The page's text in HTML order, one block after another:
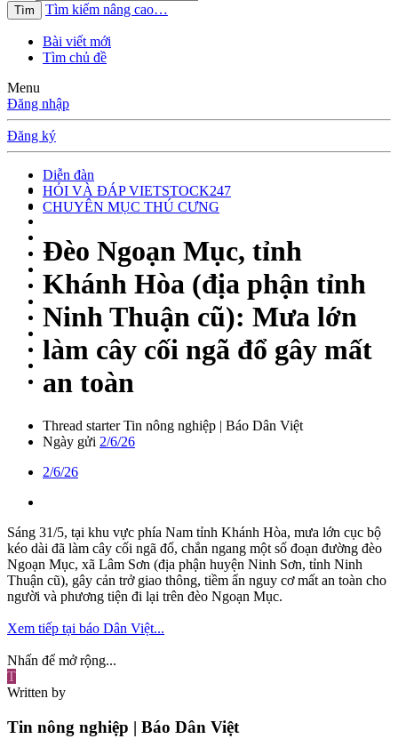
Tìm Tìm kiếm nâng cao…
Bài viết mới
Tìm chủ đề
Menu
Đăng nhập
Đăng ký
Diễn đàn
HỎI VÀ ĐÁP VIETSTOCK247
CHUYÊN MỤC THÚ CƯNG
Đèo Ngoạn Mục, tỉnh
Khánh Hòa (địa phận tỉnh
Ninh Thuận cũ): Mưa lớn
làm cây cối ngã đổ gây mất
an toàn
Thread starter Tin nông nghiệp | Báo Dân Việt
Ngày gửi 2/6/26
2/6/26
Sáng 31/5, tại khu vực phía Nam tỉnh Khánh Hòa, mưa lớn cục bộ
kéo dài đã làm cây cối ngã đổ, chắn ngang một số đoạn đường đèo
Ngoạn Mục, xã Lâm Sơn (địa phận huyện Ninh Sơn, tỉnh Ninh
Thuận cũ), gây cản trở giao thông, tiềm ẩn nguy cơ mất an toàn cho
người và phương tiện đi lại trên đèo Ngoạn Mục.
Xem tiếp tại báo Dân Việt...
Nhấn để mở rộng...
T
Written by
Tin nông nghiệp | Báo Dân Việt